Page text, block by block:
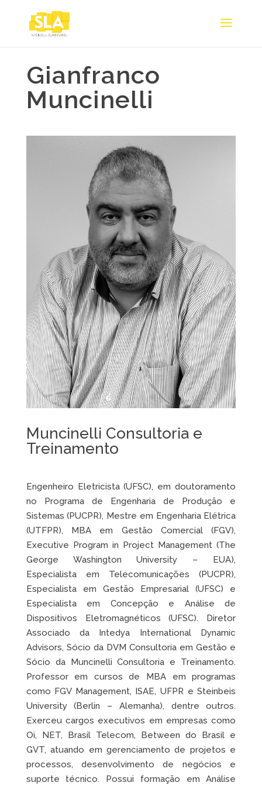
Gianfranco
Muncinelli
Muncinelli Consultoria e
Treinamento
Engenheiro Eletricista (UFSC), em doutoramento
no Programa de Engenharia de Produção e
Sistemas (PUCPR), Mestre em Engenharia Elétrica
(UTFPR), MBA em Gestão Comercial (FGV),
Executive Program in Project Management (The
George Washington University – EUA),
Especialista em Telecomunicações (PUCPR),
Especialista em Gestão Empresarial (UFSC) e
Especialista em Concepção e Análise de
Dispositivos Eletromagnéticos (UFSC). Diretor
Associado da Intedya International Dynamic
Advisors, Sócio da DVM Consultoria em Gestão e
Sócio da Muncinelli Consultoria e Treinamento.
Professor em cursos de MBA em programas
como FGV Management, ISAE, UFPR e Steinbeis
University (Berlin – Alemanha), dentre outros.
Exerceu cargos executivos em empresas como
Oi, NET, Brasil Telecom, Between do Brasil e
GVT, atuando em gerenciamento de projetos e
processos, desenvolvimento de negócios e
suporte técnico. Possui formação em Análise